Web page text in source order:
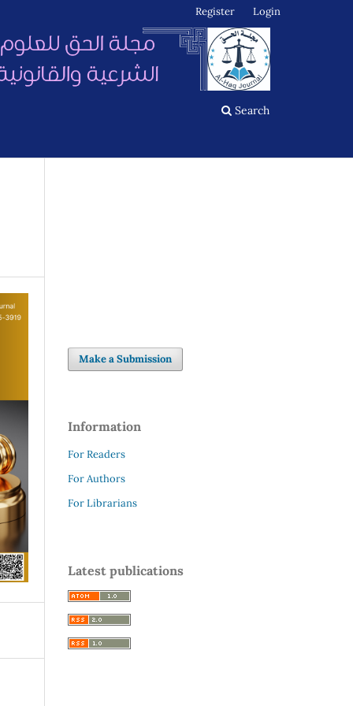
Search
Register Login
Make a Submission
Information
For Readers
For Authors
For Librarians
Latest publications